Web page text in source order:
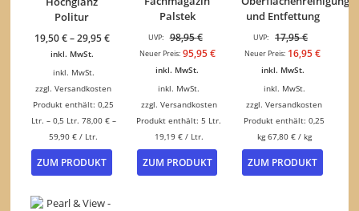
Politur
19,50€–29,95€
inkl. MwSt.
inkl. MwSt.
zzgl.Versandkosten
Produkt enthält: 0,25
Ltr. – 0,5 Ltr. 78,00 €–
59,90€ / Ltr.
ZUM PRODUKT
Dieses
Produkt
Palstek
UVP: 98,95€Ursprünglicher
Preis
Neuer Preis: 95,95€Aktueller
inkl. MwSt.
inkl. MwSt.
zzgl. Versandkosten
Produkt enthält: 5 Ltr.
19,19 €/ Ltr.
ZUM PRODUKT
und Entfettung
UVP: 17,95€
Preis
Neuer Preis: 16,95€
inkl. MwSt.
inkl. MwSt.
zzgl.Versandkosten
Produkt enthält: 0,25
kg 67,80 €/ kg
ZUM PRODUKT